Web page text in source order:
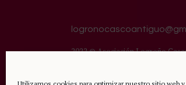
2022 © Asociación Logroño